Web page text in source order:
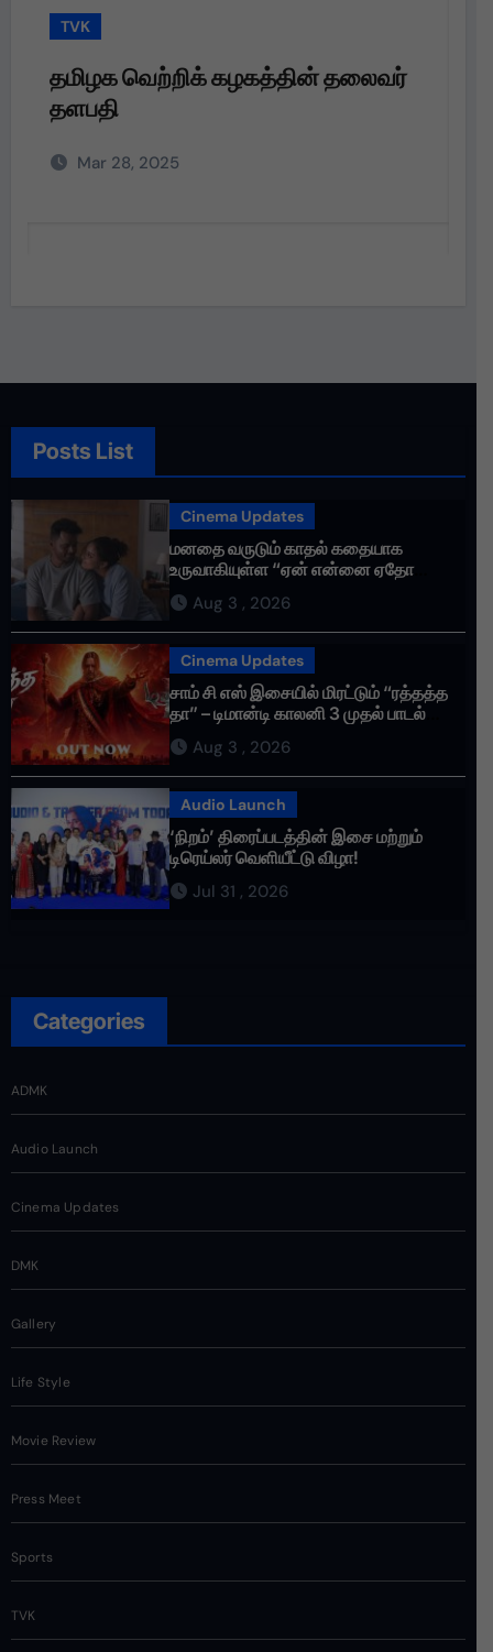
கழகத்தின் தலைவர்
தமிழக வெற்றிக்
Posts List
Cinema Updates
மனதை வருடும் காதல் கதையாக
உருவாகியுள்ள “ஏன் என்னை ஏதோ
செய்தாய்” – டீசர் வெளியானது !
Aug 3 , 2026
Cinema Updates
சாம் சி எஸ் இசையில் மிரட்டும் “ரத்தத்த
தா” – டிமான்டி காலனி 3 முதல் பாடல்
ரசிகர்களை கவர்ந்து வருகிறது!
Aug 3 , 2026
Audio Launch
‘நிறம்’ திரைப்படத்தின் இசை மற்றும்
டிரெய்லர் வெளியீட்டு விழா!
Jul 31 , 2026
Categories
ADMK
Audio Launch
Cinema Updates
DMK
Gallery
Life Style
Movie Review
Press Meet
Sports
TVK